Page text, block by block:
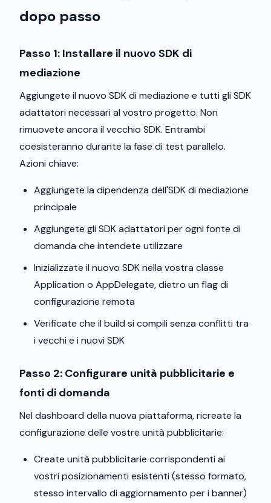
dopo passo
Passo 1: Installare il nuovo SDK di
mediazione
Aggiungete il nuovo SDK di mediazione e tutti gli SDK
adattatori necessari al vostro progetto. Non
rimuovete ancora il vecchio SDK. Entrambi
coesisteranno durante la fase di test parallelo.
Azioni chiave:
Aggiungete la dipendenza dell'SDK di mediazione
principale
Aggiungete gli SDK adattatori per ogni fonte di
domanda che intendete utilizzare
Inizializzate il nuovo SDK nella vostra classe
Application o AppDelegate, dietro un flag di
configurazione remota
Verificate che il build si compili senza conflitti tra
i vecchi e i nuovi SDK
Passo 2: Configurare unità pubblicitarie e
fonti di domanda
Nel dashboard della nuova piattaforma, ricreate la
configurazione delle vostre unità pubblicitarie:
Create unità pubblicitarie corrispondenti ai
vostri posizionamenti esistenti (stesso formato,
stesso intervallo di aggiornamento per i banner)